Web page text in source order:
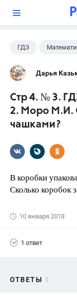
ГДЗ
Дарья
Стр 4. № 3.
2. Моро М.И.
чашками?
В коробки
Сколько коробок
10 января 2018
1 ответ
ОТВЕТЫ 1